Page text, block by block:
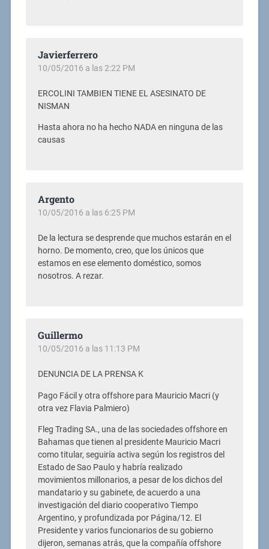
Javierferrero
10/05/2016 a las 2:22 PM
ERCOLINI TAMBIEN TIENE EL ASESINATO DE
NISMAN
Hasta ahora no ha hecho NADA en ninguna de las
causas
Argento
10/05/2016 a las 6:25 PM
De la lectura se desprende que muchos estarán en el
horno. De momento, creo, que los únicos que
estamos en ese elemento doméstico, somos
nosotros. A rezar.
Guillermo
10/05/2016 a las 11:13 PM
DENUNCIA DE LA PRENSA K
Pago Fácil y otra offshore para Mauricio Macri (y
otra vez Flavia Palmiero)
Fleg Trading SA., una de las sociedades offshore en
Bahamas que tienen al presidente Mauricio Macri
como titular, seguiría activa según los registros del
Estado de Sao Paulo y habría realizado
movimientos millonarios, a pesar de los dichos del
mandatario y su gabinete, de acuerdo a una
investigación del diario cooperativo Tiempo
Argentino, y profundizada por Página/12. El
Presidente y varios funcionarios de su gobierno
dijeron, semanas atrás, que la compañía offshore